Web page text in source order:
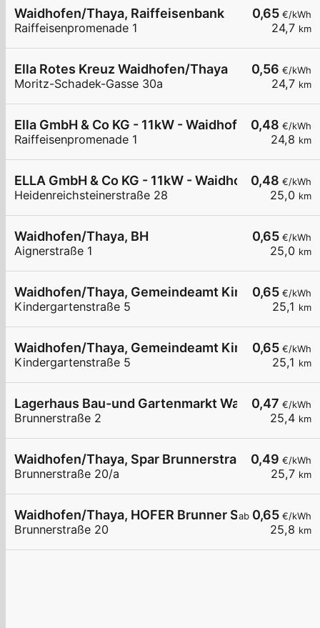
0,65 €/kWh
24,7 km
Waidhofen/Thaya, Raiffeisenbank
Raiffeisenpromenade 1
0,56 €/kWh
24,7 km
Ella Rotes Kreuz Waidhofen/Thaya
Moritz-Schadek-Gasse 30a
0,48 €/kWh
24,8 km
Ella GmbH & Co KG - 11kW - Waidhofen/Thaya -
Raiffeisenpromenade 1
0,48 €/kWh
25,0 km
ELLA GmbH & Co KG - 11kW - Waidhofen/Thaya -
Heidenreichsteinerstraße 28
0,65 €/kWh
25,0 km
Waidhofen/Thaya, BH
Aignerstraße 1
0,65 €/kWh
25,1 km
Waidhofen/Thaya, Gemeindeamt
Kindergartenstraße 5
0,65 €/kWh
25,1 km
Waidhofen/Thaya, Gemeindeamt
Kindergartenstraße 5
0,47 €/kWh
25,4 km
Lagerhaus Bau-und Gartenmarkt Waidhofen an
Brunnerstraße 2
0,49 €/kWh
25,7 km
Waidhofen/Thaya, Spar Brunnerstraße
Brunnerstraße 20/a
ab 0,65 €/kWh
25,8 km
Waidhofen/Thaya, HOFER Brunner Straße
Brunnerstraße 20